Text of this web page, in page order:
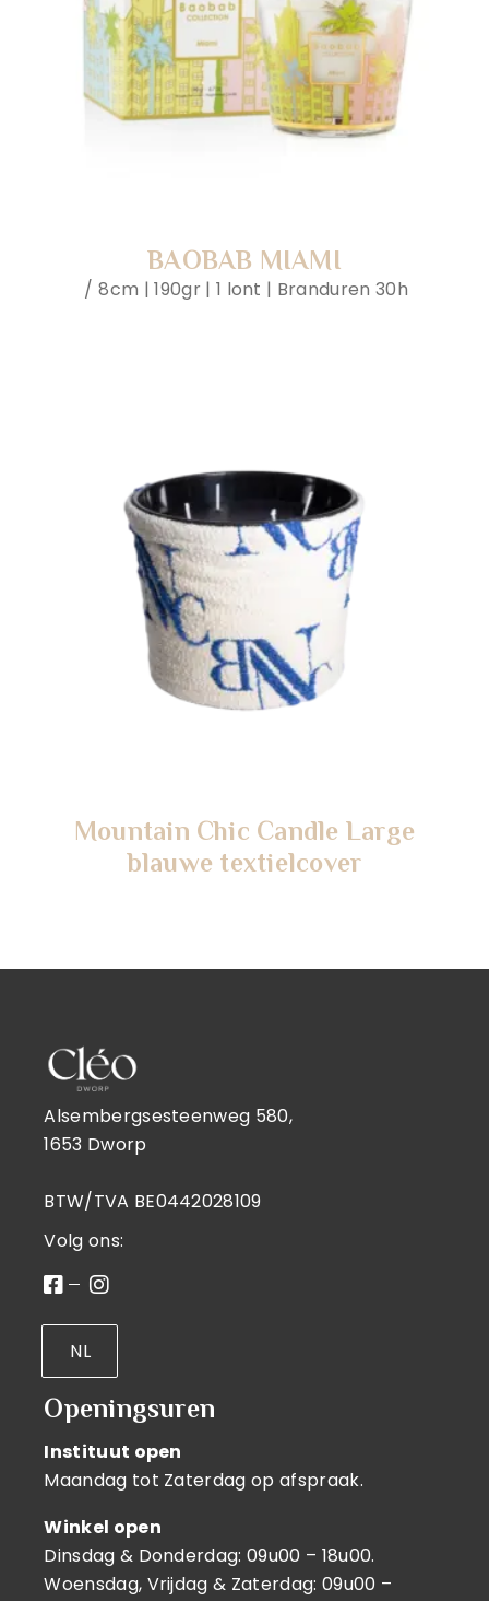
BAOBAB MIAMI
8cm | 190gr | 1 lont | Branduren 30h
Mountain Chic Candle Large
blauwe textielcover
Alsembergsesteenweg 580,
1653 Dworp
BTW/TVA BE0442028109
Volg ons:
NL
Openingsuren
Instituut open
Maandag tot Zaterdag op afspraak.
Winkel open
Dinsdag & Donderdag: 09u00 – 18u00.
Woensdag, Vrijdag & Zaterdag: 09u00 –